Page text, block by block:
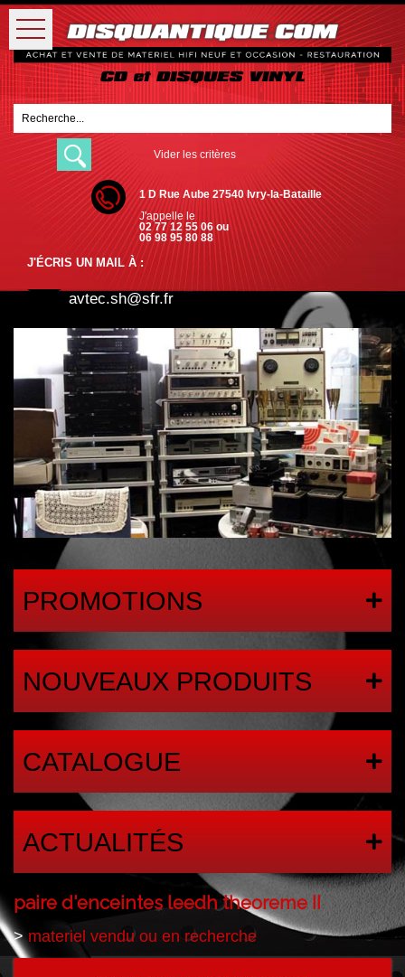
Vider les critères
1 D Rue Aube 27540 Ivry-la-Bataille
J'appelle le
02 77 12 55 06 ou
06 98 95 80 88
J'ÉCRIS UN MAIL À :
avtec.sh@sfr.fr
PROMOTIONS
NOUVEAUX PRODUITS
CATALOGUE
ACTUALITÉS
paire d'enceintes leedh theoreme II
>materiel vendu ou en recherche